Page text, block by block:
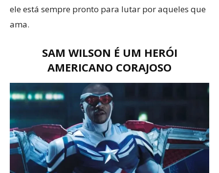
ele está sempre pronto para lutar por aqueles que
ama.
SAM WILSON É UM HERÓI
AMERICANO CORAJOSO